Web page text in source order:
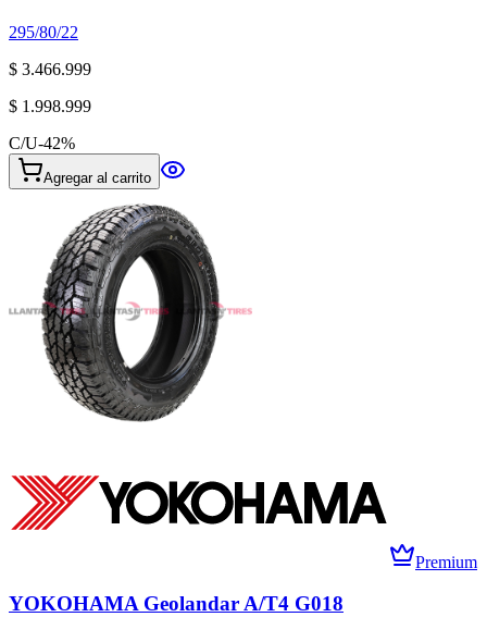
295/80/22
$ 3.466.999
$ 1.998.999
C/U-42%
Agregar al carrito
Premium
YOKOHAMA Geolandar A/T4 G018